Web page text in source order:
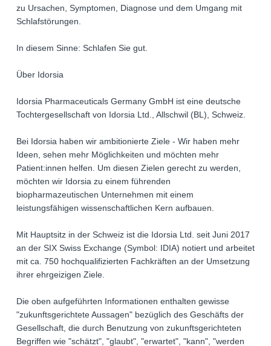
zu Ursachen, Symptomen, Diagnose und dem Umgang mit
Schlafstörungen.
In diesem Sinne: Schlafen Sie gut.
Über Idorsia
Idorsia Pharmaceuticals Germany GmbH ist eine deutsche
Tochtergesellschaft von Idorsia Ltd., Allschwil (BL), Schweiz.
Bei Idorsia haben wir ambitionierte Ziele - Wir haben mehr
Ideen, sehen mehr Möglichkeiten und möchten mehr
Patient:innen helfen. Um diesen Zielen gerecht zu werden,
möchten wir Idorsia zu einem führenden
biopharmazeutischen Unternehmen mit einem
leistungsfähigen wissenschaftlichen Kern aufbauen.
Mit Hauptsitz in der Schweiz ist die Idorsia Ltd. seit Juni 2017
an der SIX Swiss Exchange (Symbol: IDIA) notiert und arbeitet
mit ca. 750 hochqualifizierten Fachkräften an der Umsetzung
ihrer ehrgeizigen Ziele.
Die oben aufgeführten Informationen enthalten gewisse
"zukunftsgerichtete Aussagen" bezüglich des Geschäfts der
Gesellschaft, die durch Benutzung von zukunftsgerichteten
Begriffen wie "schätzt", "glaubt", "erwartet", "kann", "werden